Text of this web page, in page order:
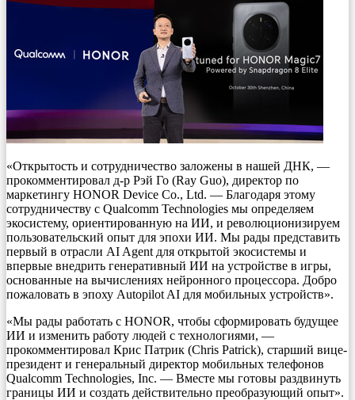
«Открытость и сотрудничество заложены в нашей ДНК, —
прокомментировал д-р Рэй Го (Ray Guo), директор по
маркетингу HONOR Device Co., Ltd. — Благодаря этому
сотрудничеству с Qualcomm Technologies мы определяем
экосистему, ориентированную на ИИ, и революционизируем
пользовательский опыт для эпохи ИИ. Мы рады представить
первый в отрасли AI Agent для открытой экосистемы и
впервые внедрить генеративный ИИ на устройстве в игры,
основанные на вычислениях нейронного процессора. Добро
пожаловать в эпоху Autopilot AI для мобильных устройств».
«Мы рады работать с HONOR, чтобы сформировать будущее
ИИ и изменить работу людей с технологиями, —
прокомментировал Крис Патрик (Chris Patrick), старший вице-
президент и генеральный директор мобильных телефонов
Qualcomm Technologies, Inc. — Вместе мы готовы раздвинуть
границы ИИ и создать действительно преобразующий опыт».